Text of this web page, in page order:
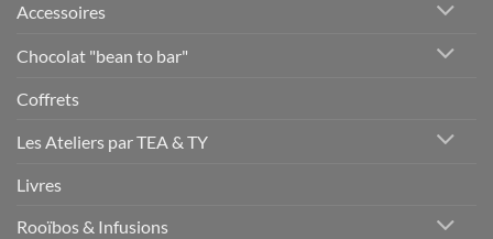
Accessoires
Chocolat "bean to bar"
Coffrets
Les Ateliers par TEA & TY
Livres
Rooïbos & Infusions